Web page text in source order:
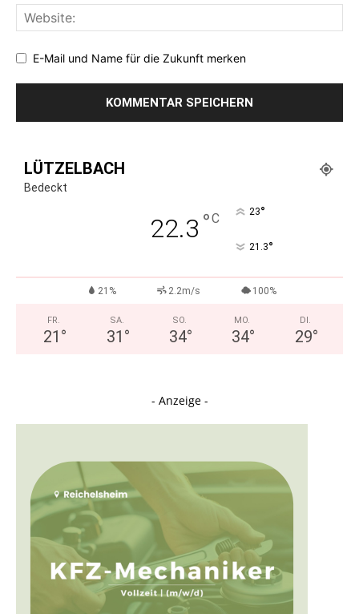
E-Mail und Name für die Zukunft merken
LÜTZELBACH
Bedeckt
22.3 °C 23°
21.3°
21% 2.2m/s 100%
FR.
21 °
SA.
31 °
SO.
34°
MO.
34°
DI.
29°
- Anzeige -